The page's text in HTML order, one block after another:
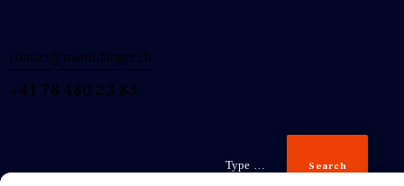
contact@martinfanger.ch
+41 78 480 23 83
Search